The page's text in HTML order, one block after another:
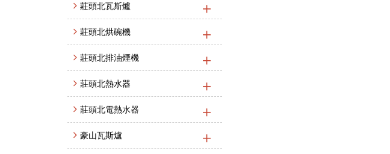
莊頭北瓦斯爐
莊頭北烘碗機
莊頭北排油煙機
莊頭北熱水器
莊頭北電熱水器
豪山瓦斯爐